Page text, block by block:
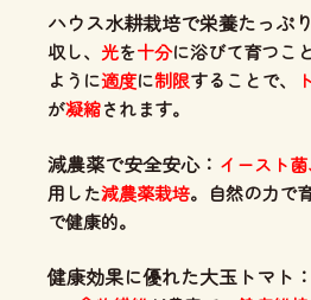
ハウス水耕栽培で栄養たっぷ
収し、 光を十分に浴びて育つこ
ように適度に制限することで、
が凝縮されます。
減農薬で安全安心： イースト
用した減農薬栽培。自然の力で
で健康的。
健康効果に優れた大玉トマト：